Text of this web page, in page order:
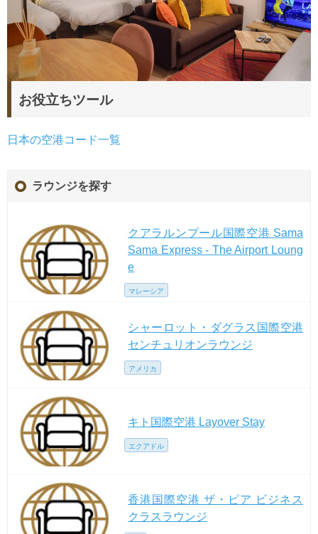
お役立ちツール
日本の空港コード一覧
ラウンジを探す
クアラルンプール国際空港 Sama
Sama Express - The Airport Loung
e
マレーシア
シャーロット・ダグラス国際空港
センチュリオンラウンジ
アメリカ
キト国際空港 Layover Stay
エクアドル
香港国際空港 ザ・ピア ビジネス
クラスラウンジ